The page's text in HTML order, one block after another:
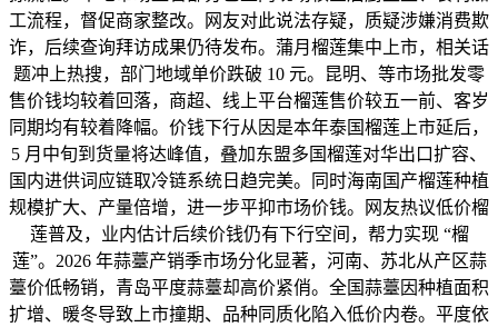
工流程，督促商家整改。网友对此说法存疑，质疑涉嫌消费欺
诈，后续查询拜访成果仍待发布。蒲月榴莲集中上市，相关话
题冲上热搜，部门地域单价跌破 10 元。昆明、等市场批发零
售价钱均较着回落，商超、线上平台榴莲售价较五一前、客岁
同期均有较着降幅。价钱下行从因是本年泰国榴莲上市延后，
5 月中旬到货量将达峰值，叠加东盟多国榴莲对华出口扩容、
国内进供词应链取冷链系统日趋完美。同时海南国产榴莲种植
规模扩大、产量倍增，进一步平抑市场价钱。网友热议低价榴
莲普及，业内估计后续价钱仍有下行空间，帮力实现 “榴
莲”。2026 年蒜薹产销季市场分化显著，河南、苏北从产区蒜
薹价低畅销，青岛平度蒜薹却高价紧俏。全国蒜薹因种植面积
扩增、暖冬导致上市撞期、品种同质化陷入低价内卷。平度依